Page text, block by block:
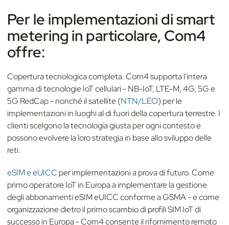
Per le implementazioni di smart
metering in particolare, Com4
offre:
Copertura tecnologica completa. Com4 supporta l'intera
gamma di tecnologie IoT cellulari - NB-IoT, LTE-M, 4G, 5G e
5G RedCap - nonché il satellite (NTN/LEO) per le
implementazioni in luoghi al di fuori della copertura terrestre. I
clienti scelgono la tecnologia giusta per ogni contesto e
possono evolvere la loro strategia in base allo sviluppo delle
reti.
eSIM e eUICC per implementazioni a prova di futuro. Come
primo operatore IoT in Europa a implementare la gestione
degli abbonamenti eSIM eUICC conforme a GSMA - e come
organizzazione dietro il primo scambio di profili SIM IoT di
successo in Europa - Com4 consente il rifornimento remoto